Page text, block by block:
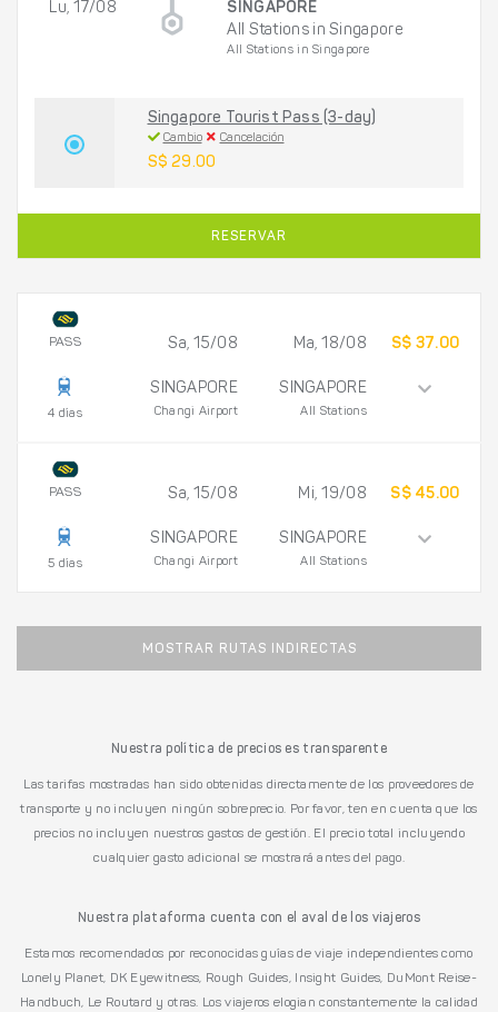
Lu, 17/08
SINGAPORE
All Stations in Singapore
All Stations in Singapore
Singapore Tourist Pass (3-day)
Cambio Cancelación
S$ 29.00
RESERVAR
PASS
4 días
Sa, 15/08
SINGAPORE
Changi Airport
Ma, 18/08
SINGAPORE
All Stations
S$ 37.00
PASS
5 días
Sa, 15/08
SINGAPORE
Changi Airport
Mi, 19/08
SINGAPORE
All Stations
S$ 45.00
MOSTRAR RUTAS INDIRECTAS
Nuestra política de precios es transparente
Las tarifas mostradas han sido obtenidas directamente de los proveedores de
transporte y no incluyen ningún sobreprecio. Por favor, ten en cuenta que los
precios no incluyen nuestros gastos de gestión. El precio total incluyendo
cualquier gasto adicional se mostrará antes del pago.
Nuestra plataforma cuenta con el aval de los viajeros
Estamos recomendados por reconocidas guías de viaje independientes como
Lonely Planet, DK Eyewitness, Rough Guides, Insight Guides, DuMont Reise-
Handbuch, Le Routard y otras. Los viajeros elogian constantemente la calidad